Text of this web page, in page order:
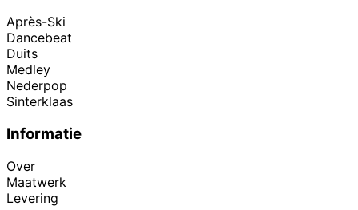
Après-Ski
Dancebeat
Duits
Medley
Nederpop
Sinterklaas
Informatie
Over
Maatwerk
Levering